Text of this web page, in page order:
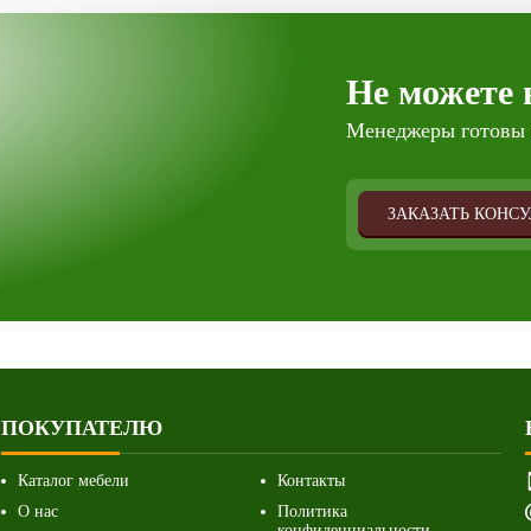
Не можете
Менеджеры готовы
ЗАКАЗАТЬ
ПОКУПАТЕЛЮ
Каталог мебели
О нас
Контакты
Политика